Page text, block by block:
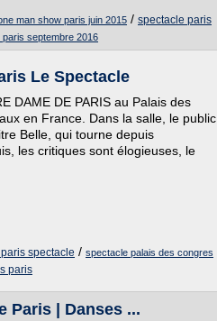
man show paris juin 2015 / spectacle paris
septembre 2016
Le Spectacle
DAME DE PARIS au Palais des
en France. Dans la salle, le public
Belle, qui tourne depuis
les critiques sont élogieuses, le
spectacle / spectacle palais des congres
paris
Paris | Danses ...